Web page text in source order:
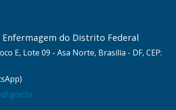
Enfermagem do Distrito Federal
E, Lote 09 - Asa Norte, Brasília - DF, CEP: